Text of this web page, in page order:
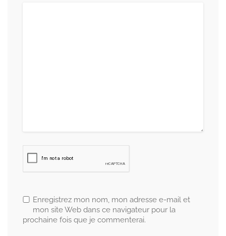
Enregistrez mon nom, mon adresse e-mail et
mon site Web dans ce navigateur pour la
prochaine fois que je commenterai.